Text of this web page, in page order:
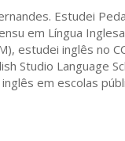
Estudei
em Língua
estudei inglês no
Studio Language
em escolas